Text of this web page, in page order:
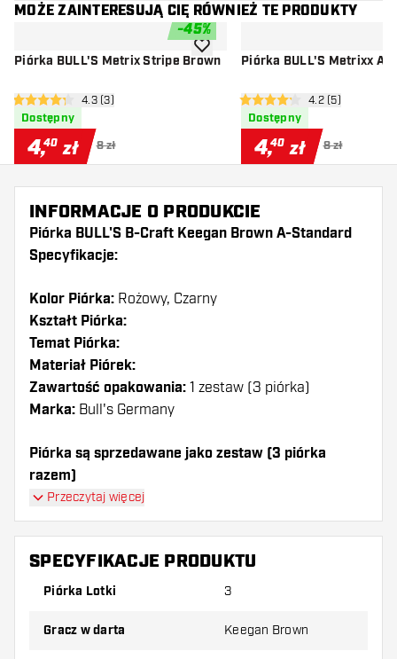
MOŻE ZAINTERESUJĄ CIĘ RÓWNIEŻ TE PRODUKTY
-45%
Piórka BULL'S Metrix Stripe Brown
otwórz panel recenzji
4.3 gwiazdki oceny
4.3 (3)
Dostępny
4,40 zł 8 zł
dodaj do listy życzeń
Piórka BULL'S Metrixx
otwórz panel
4.2 gwiazdki oceny
4.2 (5)
Dostępny
4,40 zł 8 zł
INFORMACJE O PRODUKCIE
Piórka BULL'S B-Craft Keegan Brown A-Standard
Specyfikacje:
Kolor Piórka: Rożowy, Czarny
Kształt Piórka:
Temat Piórka:
Materiał Piórek:
Zawartość opakowania: 1 zestaw (3 piórka)
Marka: Bull's Germany
Piórka są sprzedawane jako zestaw (3 piórka
razem)
Dartshopper tip!
Upewnij się, że masz pod ręką dużo piórek i
złamane w wyniku użytkowania.
Przeczytaj więcej
SPECYFIKACJE PRODUKTU
Piórka Lotki 3
Gracz w darta Keegan Brown